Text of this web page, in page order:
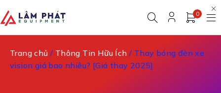
0
Trang chủ / Thông Tin Hữu Ích / Thay bóng đèn xe
vision giá bao nhiêu? [Giá thay 2025]